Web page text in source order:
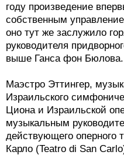
году произведение
собственным
оно тут же заслужило
руководителя
выше Ганса фон Бюлова.
Маэстро Эттингер,
Израильского
Циона и Израильской
музыкальным
действующего оперного
Карло (Teatro di San